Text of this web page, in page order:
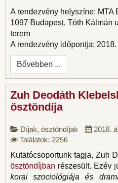
A rendezvény helyszíne: MTA
1097 Budapest, Tóth Kálmán
terem
A rendezvény időpontja:
Bővebben ...
Zuh Deodáth
ösztöndíja
Díjak, ösztöndíjak
2018.
Találatok: 2256
Kutatócsoportunk tagja, Zuh
ösztöndíjban részesült. Ezév
korai szociológiája és